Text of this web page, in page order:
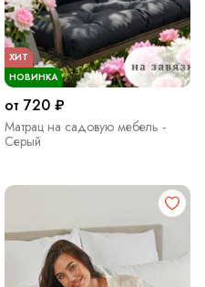
ХИТ
НОВИНКА
от 720 ₽
Матрац на садовую мебель -
Серый